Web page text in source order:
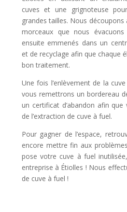
cuves et une grignoteuse
grandes tailles. Nous
morceaux que nous
ensuite emmenés dans un
et de recyclage afin que chaque
bon traitement.
Une fois l’enlèvement de la
vous remettrons un bordereau
un certificat d’abandon afin
de l’extraction de cuve à fuel.
Pour gagner de l’espace,
encore mettre fin aux
pose votre cuve à fuel
entreprise à Étiolles ! Nous
de cuve à fuel !